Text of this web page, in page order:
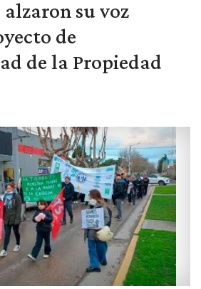
su voz
de
de la Propiedad